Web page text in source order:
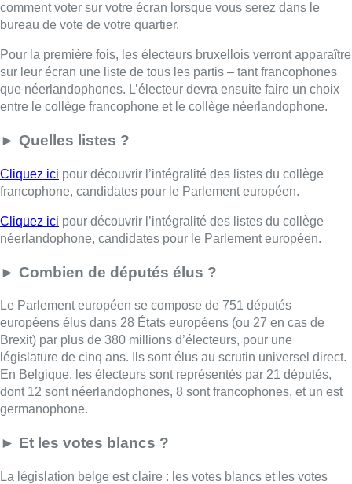
comment voter sur votre écran lorsque vous serez dans le
bureau de vote de votre quartier.
Pour la première fois, les électeurs bruxellois verront apparaître
sur leur écran une liste de tous les partis – tant francophones
que néerlandophones. L’électeur devra ensuite faire un choix
entre le collège francophone et le collège néerlandophone.
► Quelles listes ?
Cliquez ici pour découvrir l’intégralité des listes du collège
francophone, candidates pour le Parlement européen.
Cliquez ici pour découvrir l’intégralité des listes du collège
néerlandophone, candidates pour le Parlement européen.
► Combien de députés élus ?
Le Parlement européen se compose de 751 députés
européens élus dans 28 États européens (ou 27 en cas de
Brexit) par plus de 380 millions d’électeurs, pour une
législature de cinq ans. Ils sont élus au scrutin universel direct.
En Belgique, les électeurs sont représentés par 21 députés,
dont 12 sont néerlandophones, 8 sont francophones, et un est
germanophone.
► Et les votes blancs ?
La législation belge est claire : les votes blancs et les votes